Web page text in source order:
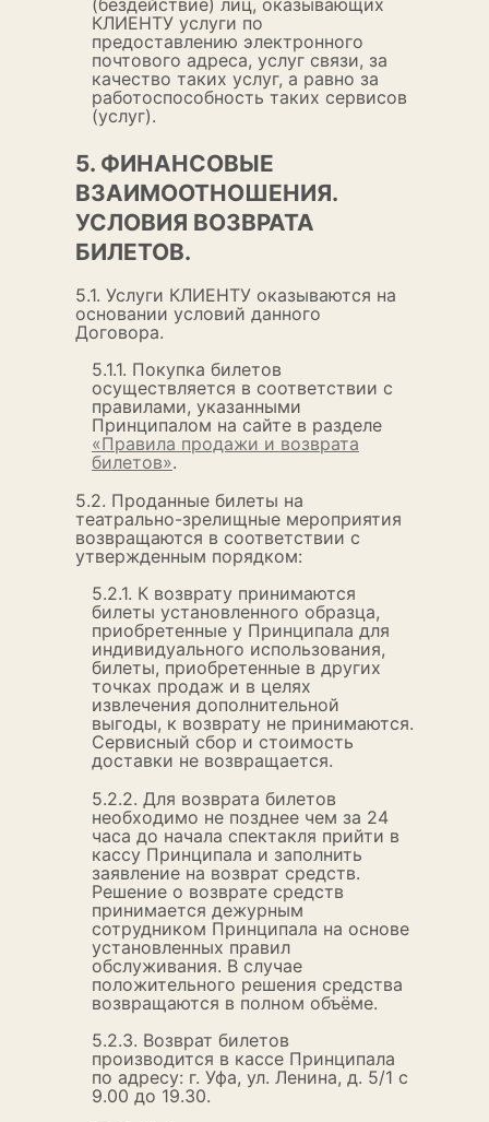
(бездействие) лиц, оказывающих
КЛИЕНТУ услуги по
предоставлению электронного
почтового адреса, услуг связи, за
качество таких услуг, а равно за
работоспособность таких сервисов
(услуг).
5. ФИНАНСОВЫЕ
ВЗАИМООТНОШЕНИЯ.
УСЛОВИЯ ВОЗВРАТА
БИЛЕТОВ.
5.1. Услуги КЛИЕНТУ оказываются на
основании условий данного
Договора.
5.1.1. Покупка билетов
осуществляется в соответствии с
правилами, указанными
Принципалом на сайте в разделе
«Правила продажи и возврата
билетов».
5.2. Проданные билеты на
театрально-зрелищные мероприятия
возвращаются в соответствии с
утвержденным порядком:
5.2.1. К возврату принимаются
билеты установленного образца,
приобретенные у Принципала для
индивидуального использования,
билеты, приобретенные в других
точках продаж и в целях
извлечения дополнительной
выгоды, к возврату не принимаются.
Сервисный сбор и стоимость
доставки не возвращается.
5.2.2. Для возврата билетов
необходимо не позднее чем за 24
часа до начала спектакля прийти в
кассу Принципала и заполнить
заявление на возврат средств.
Решение о возврате средств
принимается дежурным
сотрудником Принципала на основе
установленных правил
обслуживания. В случае
положительного решения средства
возвращаются в полном объёме.
5.2.3. Возврат билетов
производится в кассе Принципала
по адресу: г. Уфа, ул. Ленина, д. 5/1 с
9.00 до 19.30.